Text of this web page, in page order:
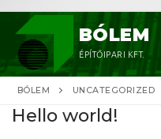
Ugrás
tartalomra
BÓLEM
ÉPÍTŐIPARI KFT.
BÓLEM UNCATEGORIZED
Hello world!